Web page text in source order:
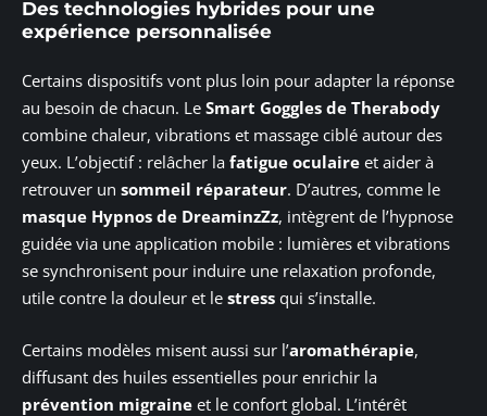
Des technologies hybrides pour une
expérience personnalisée
Certains dispositifs vont plus loin pour adapter la réponse
au besoin de chacun. Le Smart Goggles de Therabody
combine chaleur, vibrations et massage ciblé autour des
yeux. L’objectif : relâcher la fatigue oculaire et aider à
retrouver un sommeil réparateur. D’autres, comme le
masque Hypnos de DreaminzZz, intègrent de l’hypnose
guidée via une application mobile : lumières et vibrations
se synchronisent pour induire une relaxation profonde,
utile contre la douleur et le stress qui s’installe.
Certains modèles misent aussi sur l’aromathérapie,
diffusant des huiles essentielles pour enrichir la
prévention migraine et le confort global. L’intérêt